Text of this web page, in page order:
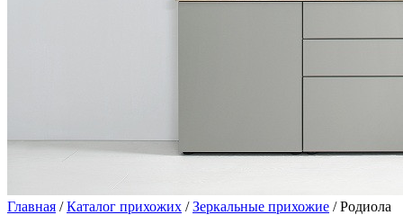
Главная /Каталог прихожих /Зеркальные прихожие / Родиола